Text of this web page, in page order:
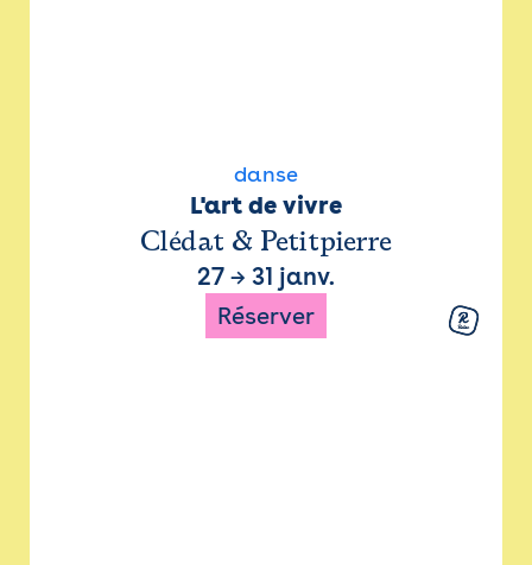
danse
L'art de vivre
Clédat & Petitpierre
27 → 31 janv.
Réserver